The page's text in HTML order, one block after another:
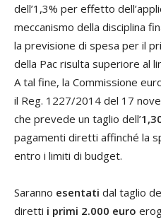
dell’1,3% per effetto
meccanismo della disciplina
la previsione di spesa per il
della Pac risulta superiore al
A tal fine, la Commissione
il Reg. 1227/2014 del 17
che prevede un taglio dell’
pagamenti diretti affinché la
entro i limiti di budget.
Saranno esentati dal taglio
diretti i primi 2.000 euro